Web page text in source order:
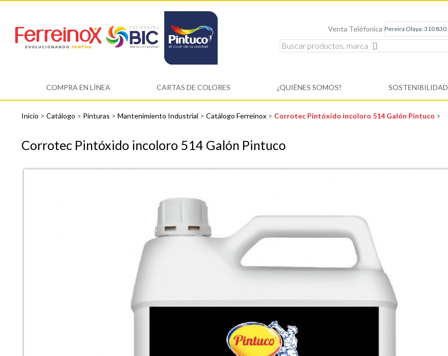
Venta Teléfonica
COMPRA EN LÍNEA CARTAS DE COLORES ¿QUIÉNES SOMOS? SOSTENIBILIDAD
Inicio > Catálogo > Pinturas > Mantenimiento Industrial > Catálogo Ferreinox > Corrotec Pintóxido incoloro 514 Galón Pintuco >
Corrotec Pintóxido incoloro 514 Galón Pintuco